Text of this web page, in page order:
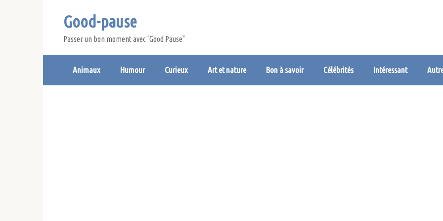
Good-pause
Passer un bon moment avec "Good Pause"
Animaux Humour Curieux Art et nature Bon à savoir Célébrités Intéressant